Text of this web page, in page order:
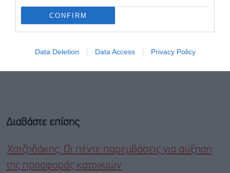
CONFIRM
Data Deletion Data Access Privacy Policy
Διαβάστε επίσης
Xατζηδάκης: Οι πέντε παρεμβάσεις για αύξηση
της προσφοράς κατοικιών